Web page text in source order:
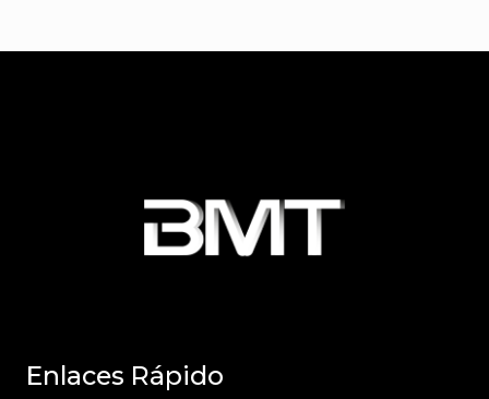
Enlaces Rápido